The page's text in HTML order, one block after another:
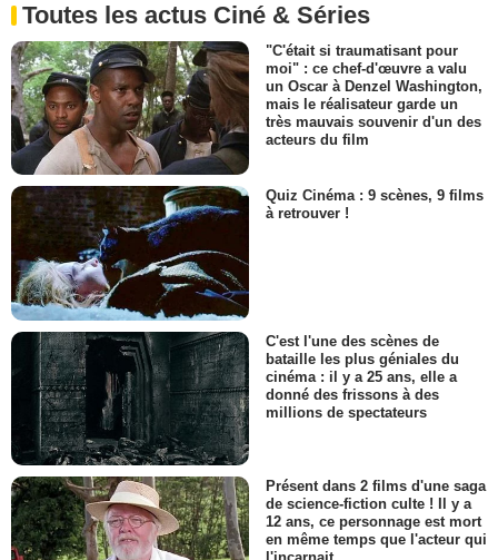
Toutes les actus Ciné & Séries
"C'était si traumatisant pour
moi" : ce chef-d'œuvre a valu
un Oscar à Denzel Washington,
mais le réalisateur garde un
très mauvais souvenir d'un des
acteurs du film
Quiz Cinéma : 9 scènes, 9 films
à retrouver !
C'est l'une des scènes de
bataille les plus géniales du
cinéma : il y a 25 ans, elle a
donné des frissons à des
millions de spectateurs
Présent dans 2 films d'une saga
de science-fiction culte ! Il y a
12 ans, ce personnage est mort
en même temps que l'acteur qui